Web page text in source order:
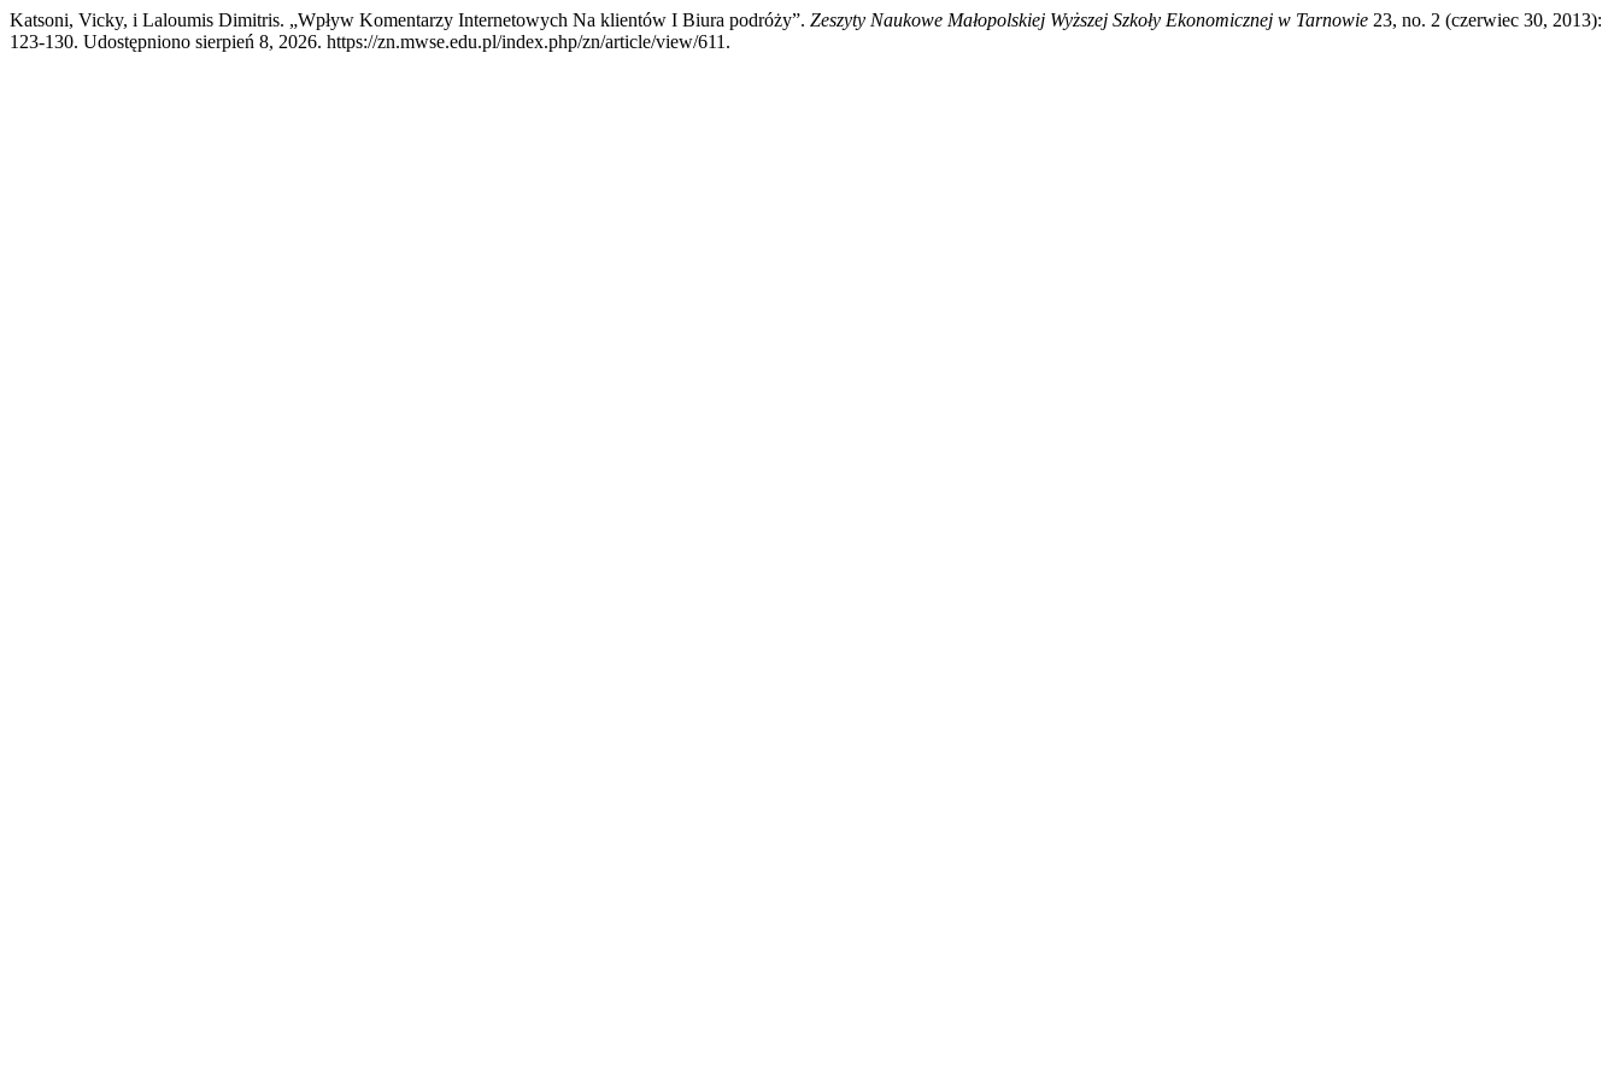
Katsoni, Vicky, i Laloumis Dimitris. „Wpływ Komentarzy Internetowych Na klientów I Biura podróży”. Zeszyty Naukowe Małopolskiej Wyższej Szkoły Ekonomicznej w Tarnowie 23, no. 2 (czerwiec 30, 2013):
123-130. Udostępniono sierpień 8, 2026. https://zn.mwse.edu.pl/index.php/zn/article/view/611.